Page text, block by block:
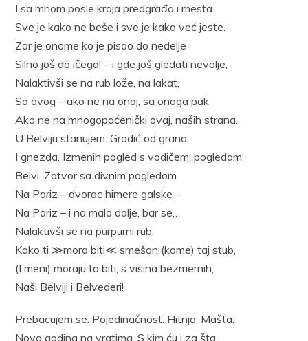
I sa mnom posle kraja predgrađa i mesta.
Sve je kako ne beše i sve je kako već jeste.
Zar je onome ko je pisao do nedelje
Silno još do ičega! – i gde još gledati nevolje,
Nalaktivši se na rub lože, na lakat,
Sa ovog – ako ne na onaj, sa onoga pak
Ako ne na mnogopaćenički ovaj, naših strana.
U Belviju stanujem. Gradić od grana
I gnezda. Izmenih pogled s vodičem; pogledam:
Belvi. Zatvor sa divnim pogledom
Na Pariz – dvorac himere galske –
Na Pariz – i na malo dalje, bar se…
Nalaktivši se na purpurni rub,
Kako ti ≫mora biti≪ smešan (kome) taj stub,
(I meni) moraju to biti, s visina bezmernih,
Naši Belviji i Belvederi!
Prebacujem se. Pojedinačnost. Hitnja. Mašta.
Nova godina na vratima. S kim ću i za šta